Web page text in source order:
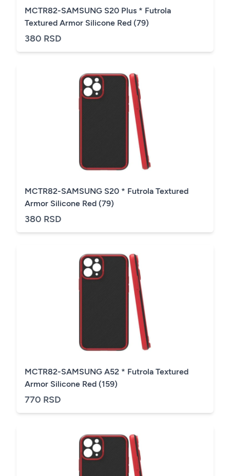
MCTR82-SAMSUNG S20 Plus * Futrola
Textured Armor Silicone Red (79)
380 RSD
MCTR82-SAMSUNG S20 * Futrola Textured
Armor Silicone Red (79)
380 RSD
MCTR82-SAMSUNG A52 * Futrola Textured
Armor Silicone Red (159)
770 RSD